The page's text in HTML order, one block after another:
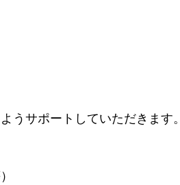
うサポートしていただきます。